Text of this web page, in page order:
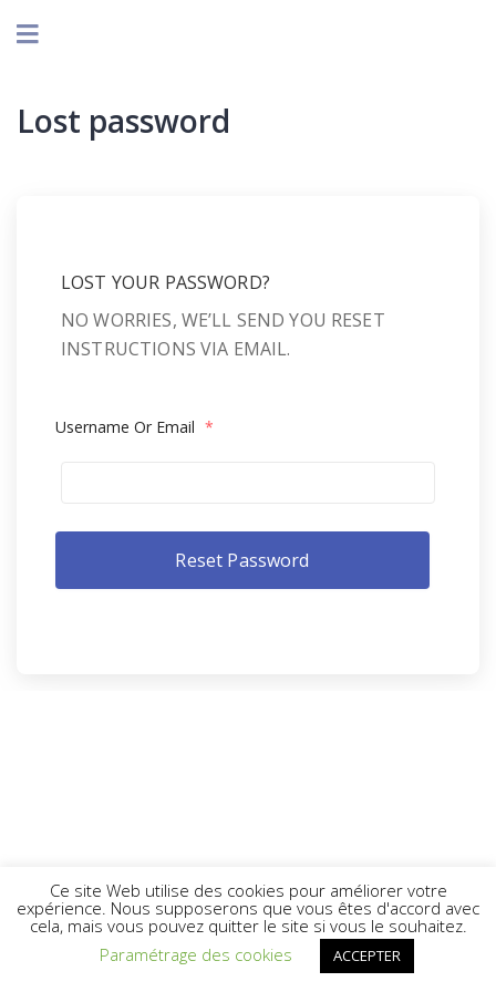
Lost password
LOST YOUR PASSWORD?
NO WORRIES, WE’LL SEND YOU RESET
INSTRUCTIONS VIA EMAIL.
Username Or Email *
Ce site Web utilise des cookies pour améliorer votre
expérience. Nous supposerons que vous êtes d'accord avec
cela, mais vous pouvez quitter le site si vous le souhaitez.
Paramétrage des cookies
ACCEPTER